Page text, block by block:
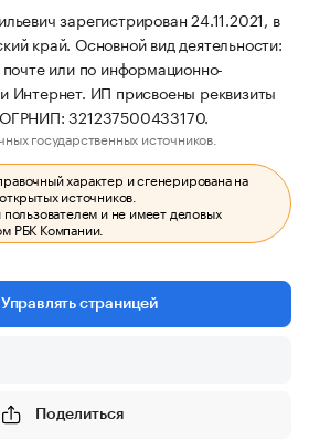
зарегистрирован 24.11.2021, в
край. Основной вид деятельности:
или по информационно-
Интернет. ИП присвоены реквизиты
321237500433170.
государственных источников.
характер и сгенерирована на
источников.
пользователем и не имеет деловых
РБК Компании.
Управлять страницей
Поделиться